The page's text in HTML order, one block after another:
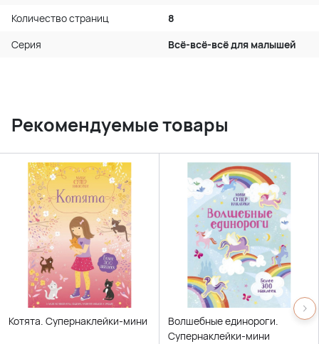
Количество страниц
8
Серия
Всё-всё-всё для малышей
Рекомендуемые товары
Котята. Супернаклейки-мини
Волшебные единороги.
Супернаклейки-мини